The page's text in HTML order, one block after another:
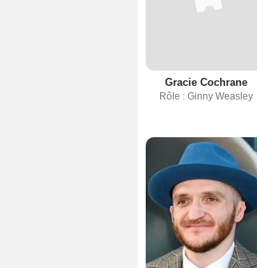
Gracie Cochrane
Rôle : Ginny Weasley